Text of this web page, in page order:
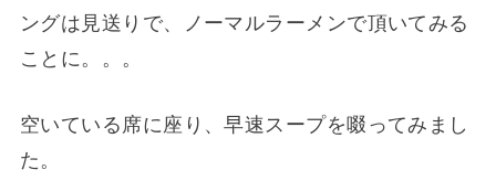
ングは見送りで、ノーマルラーメンで頂いてみる
ことに。。。
空いている席に座り、早速スープを啜ってみまし
た。